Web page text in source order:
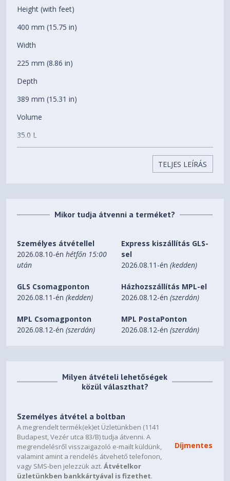
magassága
Videokártya maximális
hossza
Súly
Height (with feet)
400 mm (15.75 in)
Width
225 mm (8.86 in)
Depth
389 mm (15.31 in)
Volume
35.0 L
Motherboard Compatibility
Micro-ATX, Mini-ITX
Zero)
Materials
GPU Length
Up to 377 mm (without front fans) Up to 352 mm (with
front fans) Up to 317 mm (with front radiator and fans)
PSU Length
TELJES LEÍRÁS
Mikor tudja átvenni a terméket?
Személyes átvétellel
2026.08.10-énhétfőn 15:00
után
Express kiszállítás GLS-
sel
2026.08.11-én(kedden)
GLS Csomagponton
2026.08.11-én(kedden)
Házhozszállítás MPL-el
2026.08.12-én(szerdán)
MPL Csomagponton
2026.08.12-én(szerdán)
MPL PostaPonton
2026.08.12-én(szerdán)
Milyen átvételi lehetőségek
közül választhat?
Személyes átvétel a boltban
A megrendelt termék(ek)et Üzletünkben (1141
Budapest, Vezér utca 83/B) tudja átvenni. A
megrendelésről visszaigazoló e-mailt küldünk,
valamint amint a rendelés átvehető telefonon,
vagy SMS-ben jelezzük azt.Átvételkor
üzletünkben bankkártyával is fizethet.
Díjmentes